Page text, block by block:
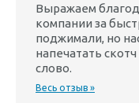
Выражаем
компании за
поджимали, но
напечатать
слово.
Весь отзыв »